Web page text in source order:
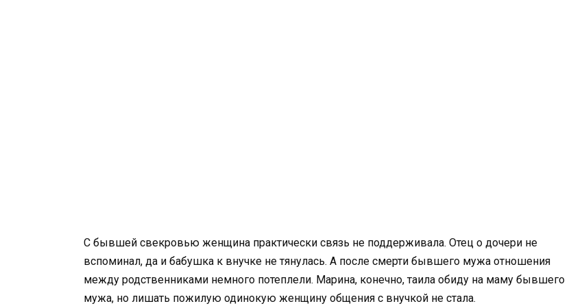
С бывшей свекровью женщина практически связь не поддерживала. Отец о дочери не
вспоминал, да и бабушка к внучке не тянулась. А после смерти бывшего мужа отношения
между родственниками немного потеплели. Марина, конечно, таила обиду на маму бывшего
мужа, но лишать пожилую одинокую женщину общения с внучкой не стала.